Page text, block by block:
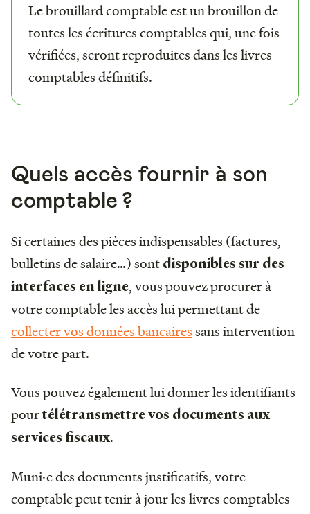
Le brouillard comptable est un brouillon de
toutes les écritures comptables qui, une fois
vérifiées, seront reproduites dans les livres
comptables définitifs.
Quels accès fournir à son
comptable ?
Si certaines des pièces indispensables (factures,
bulletins de salaire…) sont disponibles sur des
interfaces en ligne, vous pouvez procurer à
votre comptable les accès lui permettant de
collecter vos données bancairessans intervention
de votre part.
Vous pouvez également lui donner les identifiants
pourtélétransmettre vos documents aux
services fiscaux.
Muni·e des documents justificatifs, votre
comptable peut tenir à jour les livres comptables